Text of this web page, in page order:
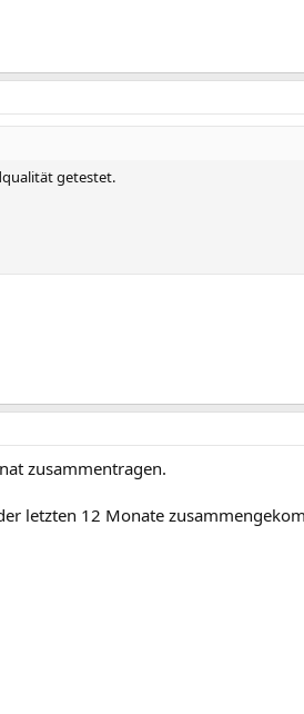
getestet.
zusammentragen.
letzten 12 Monate